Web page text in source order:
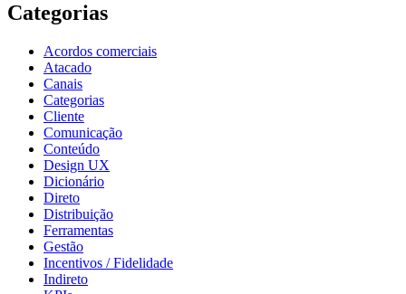
Categorias
Acordos comerciais
Atacado
Canais
Categorias
Cliente
Comunicação
Conteúdo
Design UX
Dicionário
Direto
Distribuição
Ferramentas
Gestão
Incentivos / Fidelidade
Indireto